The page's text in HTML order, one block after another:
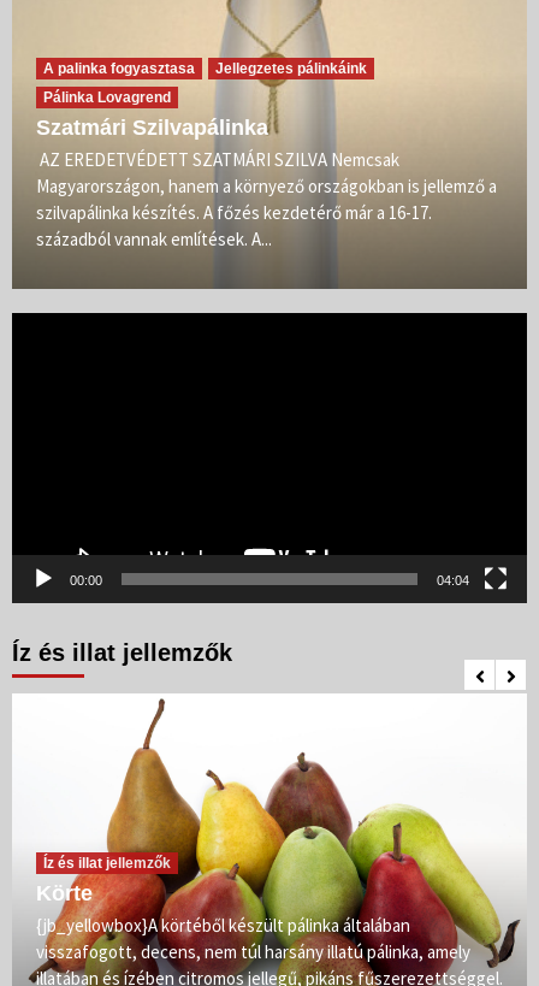
A palinka fogyasztasa
Jellegzetes pálinkáink
Pálinka Lovagrend
Szatmári Szilvapálinka
AZ EREDETVÉDETT SZATMÁRI SZILVA Nemcsak
Magyarországon, hanem a környező országokban is jellemző a
szilvapálinka készítés. A főzés kezdetérő már a 16-17.
századból vannak említések. A...
00:00 04:04
Íz és illat jellemzők
Íz és illat jellemzők
Körte
{jb_yellowbox}A körtéből készült pálinka általában
visszafogott, decens, nem túl harsány illatú pálinka, amely
illatában és ízében citromos jellegű, pikáns fűszerezettséggel.